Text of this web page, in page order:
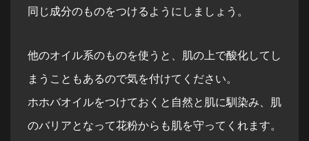
同じ成分のものをつけるようにしましょう。
他のオイル系のものを使うと、肌の上で酸化してし
まうこともあるので気を付けてください。
ホホバオイルをつけておくと自然と肌に馴染み、肌
のバリアとなって花粉からも肌を守ってくれます。